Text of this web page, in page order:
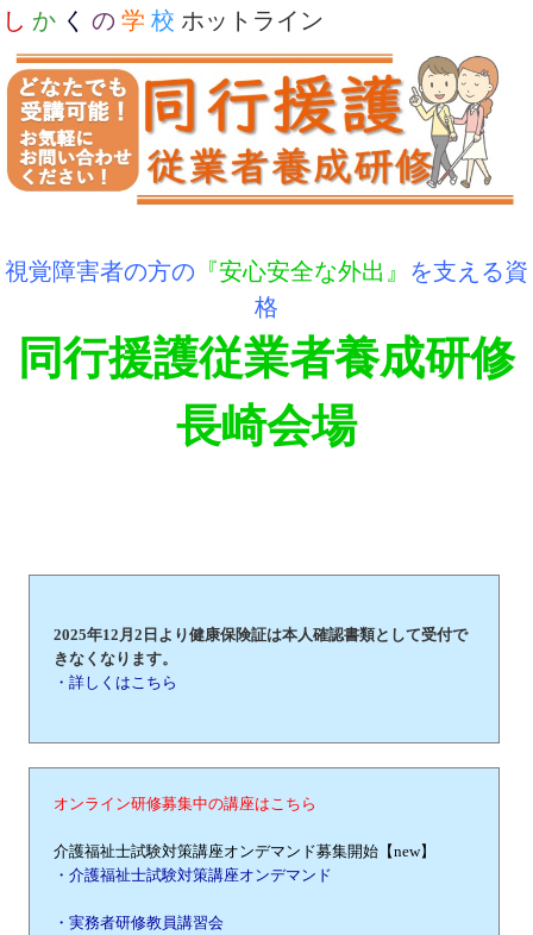
し か く の 学 校 ホットライン
視覚障害者の方の 『安心安全な外出』 を支える資
格
同行援護従業者養成研修
長崎会場
2025年12月2日より健康保険証は本人確認書類として受付で
きなくなります。
・詳しくはこちら
オンライン研修募集中の講座はこちら
介護福祉士試験対策講座オンデマンド募集開始【new】
・介護福祉士試験対策講座オンデマンド
・実務者研修教員講習会